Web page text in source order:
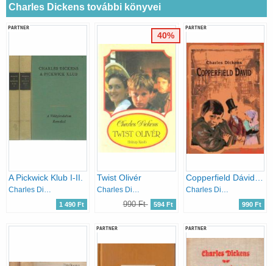
Charles Dickens további könyvei
PARTNER
A Pickwick Klub I-II.
1 490 Ft
Twist Olivér
990 Ft 594 Ft
40%
PARTNER
990 Ft
PARTNER PARTNER